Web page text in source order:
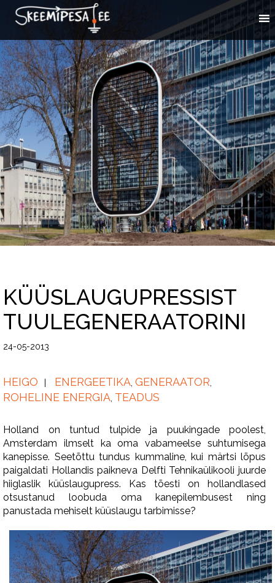
KÜÜSLAUGUPRESSIST
TUULEGENERAATORINI
24-05-2013
HEIGO ENERGEETIKA GENERAATOR
ROHELINE ENERGIA TEADUS
Holland on tuntud tulpide ja puukingade poolest,
Amsterdam ilmselt ka oma vabameelse suhtumisega
kanepisse. Seetõttu tundus kummaline, kui märtsi lõpus
paigaldati Hollandis paikneva Delfti Tehnikaülikooli juurde
hiiglaslik küüslaugupress. Kas tõesti on hollandlased
otsustanud loobuda oma kanepilembusest ning
panustada mehiselt küüslaugu tarbimisse?